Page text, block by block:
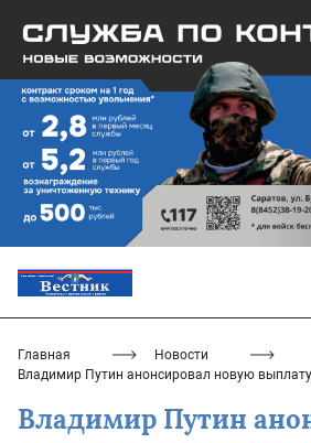
Главная
Новости
Владимир Путин анонсировал новую
Владимир Путин